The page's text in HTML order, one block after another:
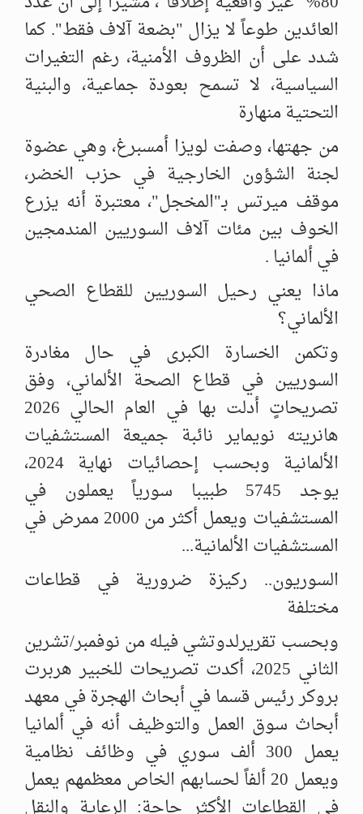
العائدين طوعاً لا يزال "بضعة آلاف فقط". كما
شدد على أن الظروف الأمنية، رغم التغيرات
السياسية، لا تسمح بعودة جماعية، والبنية
التحتية منهارة
من جهتها، وصفت لويزا أمسبرغ، وهي عضوة
لجنة الشؤون الخارجية في حزب الخضر،
موقف ميرتس بـ"المخجل"، معتبرة أنه يزرع
الخوف بين مئات آلاف السوريين المندمجين
في ألمانيا .
ماذا يعني رحيل السوريين للقطاع الصحي
الألماني؟
وتكمن الخسارة الكبرى في حال مغادرة
السوريين في قطاع الصحة الألماني، وفق
تصريحاتٍ أدلت بها في العام الحالي 2026
هانريته نويماير نائبة جميعة المستشفيات
الألمانية وبحسب إحصائيات نهاية 2024،
يوجد 5745 طبيبا سورياً يعملون في
المستشفيات ويعمل أكثر من 2000 ممرض في
المستشفيات الألمانية...
السوريون.. ركيزة ضرورية في قطاعات
مختلفة
وبحسب تقريرلدوتشي فيله من نوفمبر/تشرين
الثاني 2025، أكدت تصريحات للخبير هربرت
بروكر رئيس قسما في أبحاث الهجرة في معهد
أبحاث سوق العمل والتوظيف أنه في ألمانيا
يعمل 300 ألف سوري في وظائف نظامية
ويعمل 20 ألفاً لحسابهم الخاص معظمهم يعمل